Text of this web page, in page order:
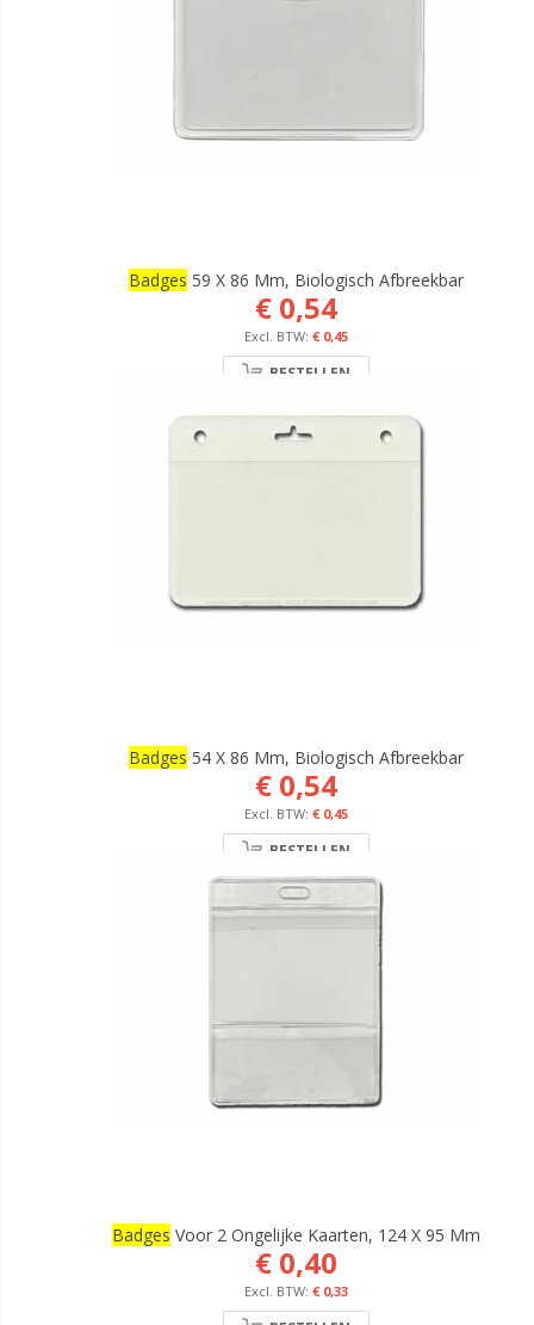
Badges 59 X 86 Mm, Biologisch Afbreekbar
€ 0,54
€ 0,45
BESTELLEN
Badges 54 X 86 Mm, Biologisch Afbreekbar
€ 0,54
€ 0,45
BESTELLEN
Badges Voor 2 Ongelijke Kaarten, 124 X 95 Mm
€ 0,40
€ 0,33